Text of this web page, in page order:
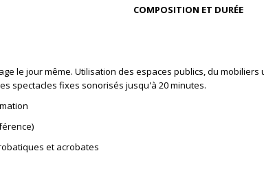
COMPOSITION ET DURÉE
le jour même. Utilisation des espaces publics, du
spectacles fixes sonorisés jusqu'à 20 minutes.
et acrobates